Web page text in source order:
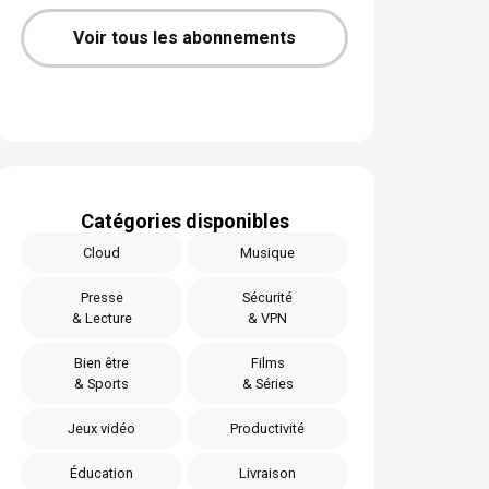
Voir tous les abonnements
Catégories disponibles
Cloud Musique
Presse
& Lecture
Sécurité
& VPN
Bien être
& Sports
Films
& Séries
Jeux vidéo Productivité
Éducation Livraison